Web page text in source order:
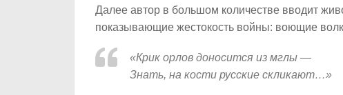
Далее автор в большом количестве вводит
показывающие жестокость войны: воющие
«Крик орлов доносится из мглы —
Знать, на кости русские скликают…»